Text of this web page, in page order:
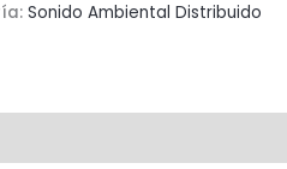
Sonido Ambiental Distribuido